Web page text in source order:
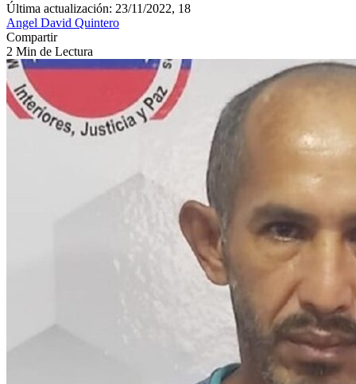
Última actualización: 23/11/2022, 18
Angel David Quintero
Compartir
2 Min de Lectura